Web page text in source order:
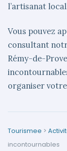
l’artisanat
Vous pouvez
consultant
Rémy-de-
organiser
Tourismee >
incontournables